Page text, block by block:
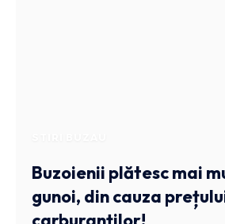
Buzoienii plătesc mai
gunoi, din cauza